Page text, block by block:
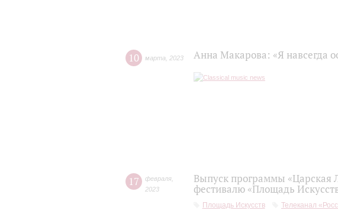
10 марта 2023 Анна Макарова: «Я навсегда
17 февраля
2023
Выпуск программы
фестивалю «Площадь
Площадь Искусств Телеканал